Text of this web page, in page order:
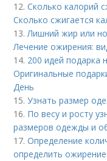
12.Сколько калорий
Сколько сжигается
13.Лишний жир или
Лечение ожирения:
14. 200 идей подарка
Оригинальные
День
15.Узнать размер
16. По весу и росту
размеров одежды и
17.Определение
определить ожирение